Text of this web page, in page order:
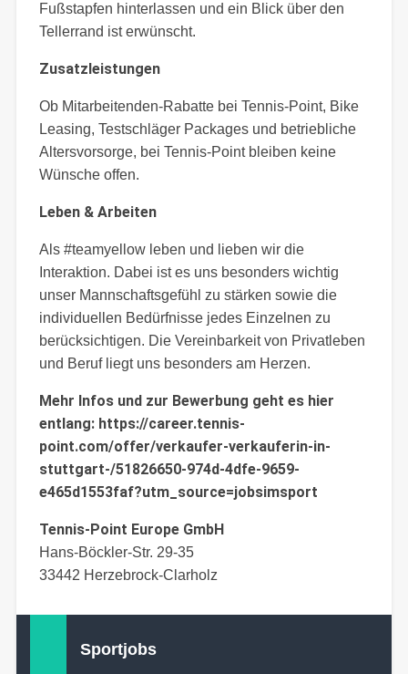
Fußstapfen hinterlassen und ein Blick über den
Tellerrand ist erwünscht.
Zusatzleistungen
Ob Mitarbeitenden-Rabatte bei Tennis-Point, Bike
Leasing, Testschläger Packages und betriebliche
Altersvorsorge, bei Tennis-Point bleiben keine
Wünsche offen.
Leben & Arbeiten
Als #teamyellow leben und lieben wir die
Interaktion. Dabei ist es uns besonders wichtig
unser Mannschaftsgefühl zu stärken sowie die
individuellen Bedürfnisse jedes Einzelnen zu
berücksichtigen. Die Vereinbarkeit von Privatleben
und Beruf liegt uns besonders am Herzen.
Mehr Infos und zur Bewerbung geht es hier
entlang: https://career.tennis-
point.com/offer/verkaufer-verkauferin-in-
stuttgart-/51826650-974d-4dfe-9659-
e465d1553faf?utm_source=jobsimsport
Tennis-Point Europe GmbH
Hans-Böckler-Str. 29-35
33442 Herzebrock-Clarholz
Sportjobs